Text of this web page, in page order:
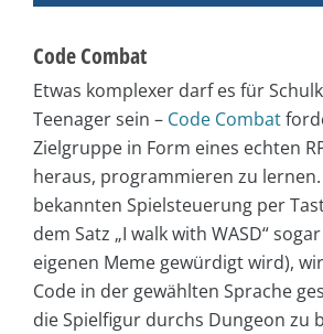
Code Combat
Etwas komplexer darf es für
Teenager sein – Code Combat
Zielgruppe in Form eines echten
heraus, programmieren zu
bekannten Spielsteuerung per
dem Satz „I walk with WASD“
eigenen Meme gewürdigt wird),
Code in der gewählten Sprache
die Spielfigur durchs Dungeon zu